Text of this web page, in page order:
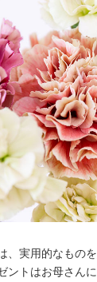
、実用的なもの
ントはお母さん